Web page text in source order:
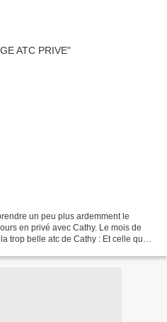
un peu plus ardemment le
en privé avec Cathy. Le mois de
trop belle atc de Cathy : Et celle que